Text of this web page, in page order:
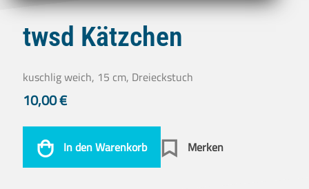
twsd Kätzchen
kuschlig weich, 15 cm, Dreieckstuch
10,00€
In den Warenkorb Merken